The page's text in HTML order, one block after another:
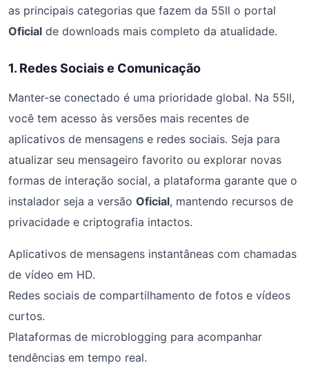
as principais categorias que fazem da 55ll o portal
Oficial de downloads mais completo da atualidade.
1. Redes Sociais e Comunicação
Manter-se conectado é uma prioridade global. Na 55ll,
você tem acesso às versões mais recentes de
aplicativos de mensagens e redes sociais. Seja para
atualizar seu mensageiro favorito ou explorar novas
formas de interação social, a plataforma garante que o
instalador seja a versão Oficial, mantendo recursos de
privacidade e criptografia intactos.
Aplicativos de mensagens instantâneas com chamadas
de vídeo em HD.
Redes sociais de compartilhamento de fotos e vídeos
curtos.
Plataformas de microblogging para acompanhar
tendências em tempo real.